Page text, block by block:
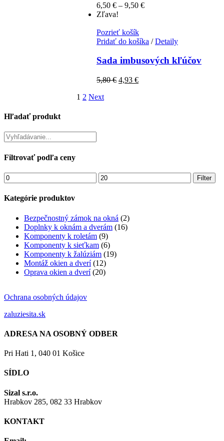
6,50 € – 9,50 €
Zľava!
Pozrieť košík
Pridať do košíka / Detaily
Sada imbusových kľúčov
5,80€ 4,93 €
1 2 Next
Hľadať produkt
Filtrovať podľa ceny
Filter
Kategórie produktov
Bezpečnostný zámok na okná (2)
Doplnky k oknám a dverám (16)
Komponenty k roletám (9)
Komponenty k sieťkam (6)
Komponenty k žalúziám (19)
Montáž okien a dverí (12)
Oprava okien a dverí (20)
Ochrana osobných údajov
zaluziesita.sk
ADRESA NA OSOBNÝ ODBER
Pri Hati 1, 040 01 Košice
SÍDLO
Sizal s.r.o.
Hrabkov 285, 082 33 Hrabkov
KONTAKT